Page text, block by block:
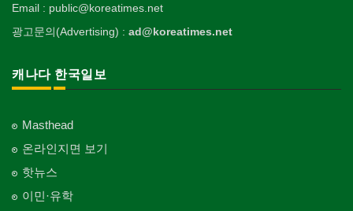
Email : public@koreatimes.net
광고문의(Advertising) : ad@koreatimes.net
캐나다 한국일보
Masthead
온라인지면 보기
핫뉴스
이민·유학